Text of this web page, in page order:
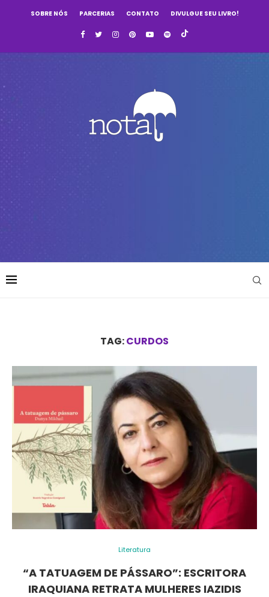
SOBRE NÓS PARCERIAS CONTATO DIVULGUE SEU LIVRO!
TAG:CURDOS
Literatura
“A TATUAGEM DE PÁSSARO”: ESCRITORA
IRAQUIANA RETRATA MULHERES IAZIDIS